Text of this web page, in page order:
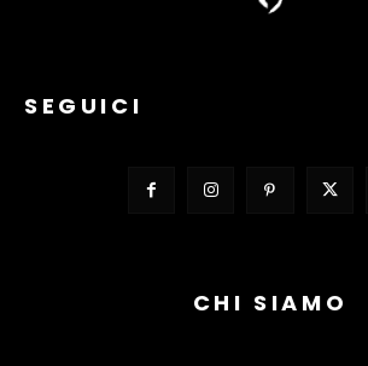
SEGUICI
CHI SIAMO